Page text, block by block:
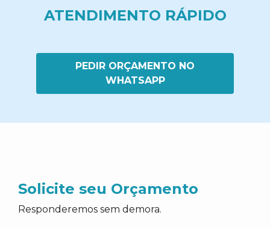
ATENDIMENTO RÁPIDO
PEDIR ORÇAMENTO NO
WHATSAPP
Solicite seu Orçamento
Responderemos sem demora.